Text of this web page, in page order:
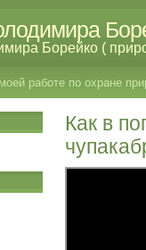
Борейко (
работе по охране
Как в